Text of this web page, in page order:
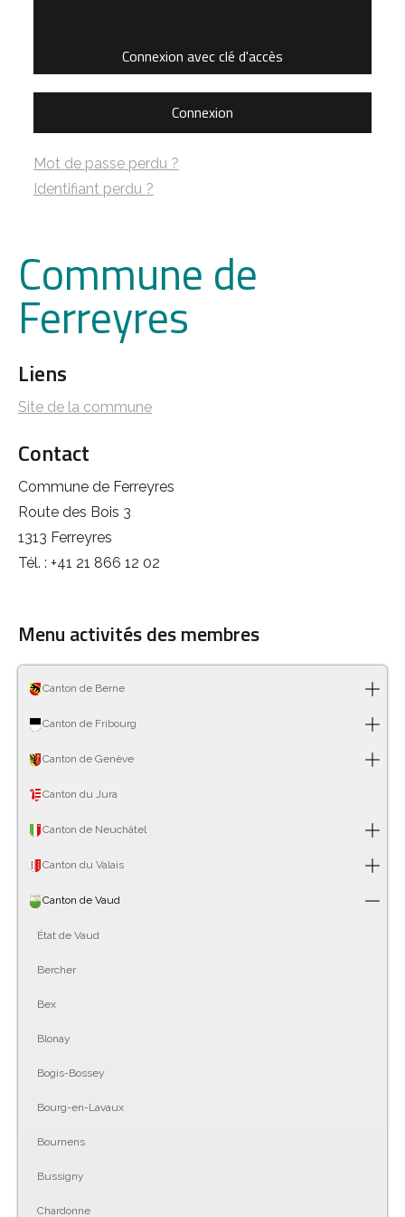
Menu activités des membres
Canton de Berne
Canton de Fribourg
Canton de Genève
Canton du Jura
Canton de Neuchâtel
Canton du Valais
Canton de Vaud
État de Vaud
Bercher
Bex
Blonay
Bogis-Bossey
Bourg-en-Lavaux
Bournens
Bussigny
Chardonne
Connexion avec clé d'accès
Connexion
Mot de passe perdu ?
Identifiant perdu ?
Commune de
Ferreyres
Liens
Site de la commune
Contact
Commune de Ferreyres
Route des Bois 3
1313 Ferreyres
Tél. : +41 21 866 12 02